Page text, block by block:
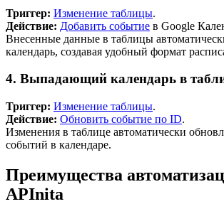
Триггер: Изменение таблицы.
Действие: Добавить событие в Google
Внесенные данные в таблицы
календарь, создавая удобный формат
4. Выпадающий календарь в
Триггер: Изменение таблицы.
Действие: Обновить событие по ID.
Изменения в таблице автоматически
событий в календаре.
Преимущества
APInita